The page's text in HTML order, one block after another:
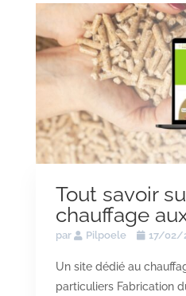
Tout savoir
chauffage
par Pilpoele 17/02/
Un site dédié au
particuliers Fabrication